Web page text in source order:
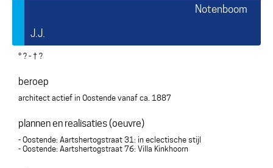
Notenboom
J.J.
° ? - † ?
beroep
architect actief in Oostende vanaf ca. 1887
plannen en realisaties (oeuvre)
- Oostende: Aartshertogstraat 31: in eclectische stijl
- Oostende: Aartshertogstraat 76: Villa Kinkhoorn